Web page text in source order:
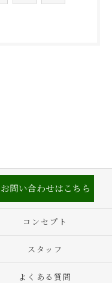
お問い合わせはこちら
コンセプト
スタッフ
よくある質問